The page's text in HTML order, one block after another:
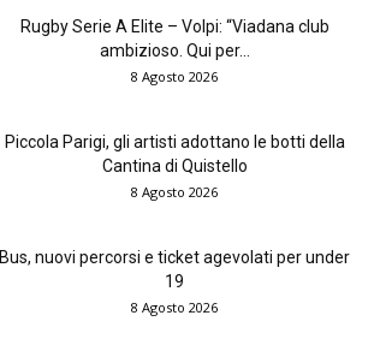
Rugby Serie A Elite – Volpi: “Viadana club
ambizioso. Qui per...
8 Agosto 2026
Piccola Parigi, gli artisti adottano le botti della
Cantina di Quistello
8 Agosto 2026
Bus, nuovi percorsi e ticket agevolati per under
19
8 Agosto 2026